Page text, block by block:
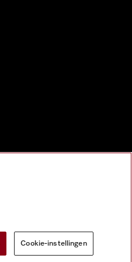
Cookie-instellingen